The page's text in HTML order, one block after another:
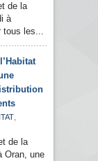
de la
à
tous les...
,
de la
Oran, une